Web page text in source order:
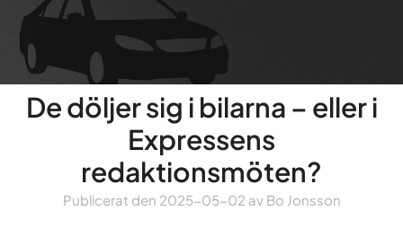
De döljer sig i bilarna – eller i
Expressens
redaktionsmöten?
Publicerat den 2025-05-02 av Bo Jonsson